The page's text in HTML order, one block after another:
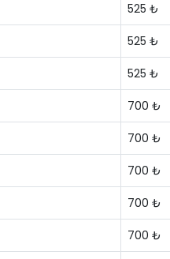
525 ₺
525 ₺
525 ₺
700 ₺
700 ₺
700 ₺
700 ₺
700 ₺